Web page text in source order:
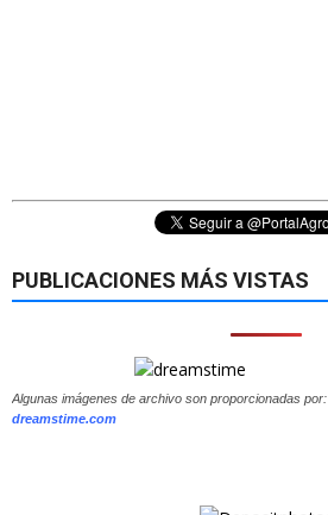
PUBLICACIONES MÁS VISTAS
Algunas imágenes de archivo son proporcionadas por:
dreamstime.com